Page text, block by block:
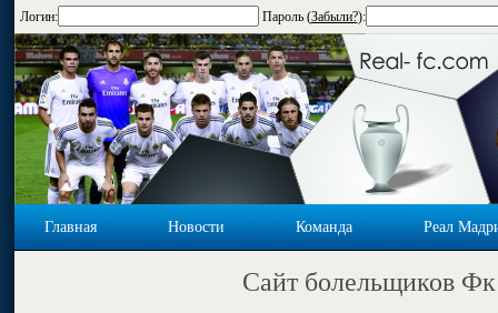
Логин: Пароль (Забыли?):
Главная Новости Команда Реал
Cайт болельщиков